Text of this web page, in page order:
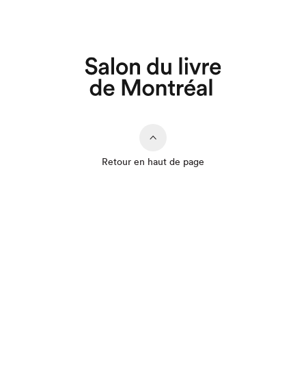
Retour en haut de page